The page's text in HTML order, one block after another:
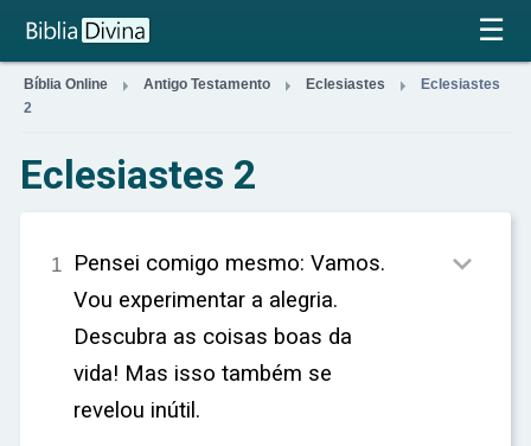
×
☰
Bíblia Online  Antigo Testamento  Eclesiastes 
Eclesiastes
2
Eclesiastes 2
1 Pensei comigo mesmo: Vamos.
Vou experimentar a alegria.
Descubra as coisas boas da
vida! Mas isso também se
revelou inútil.
